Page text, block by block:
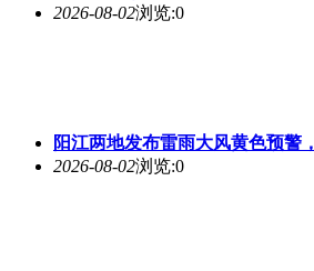
2026-08-02浏览:0
阳江两地发布雷雨大风黄色预警，
2026-08-02浏览:0